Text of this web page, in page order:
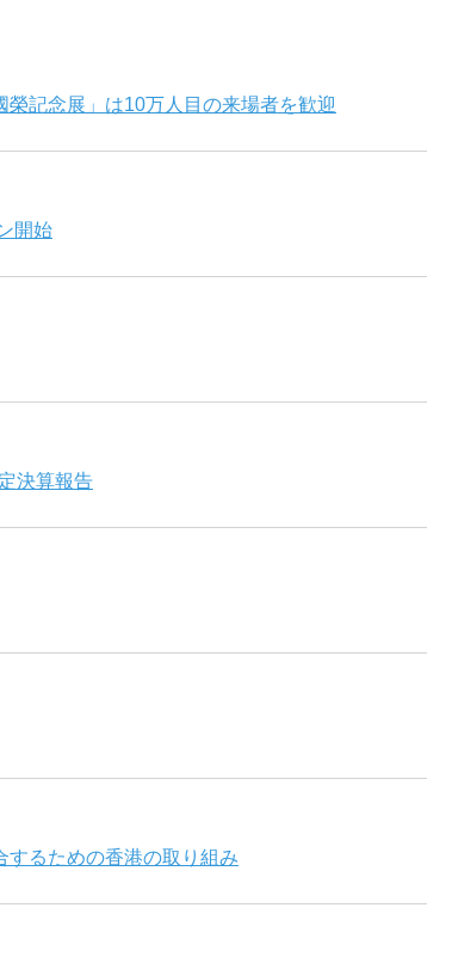
記念展」は10万人目の来場者を歓迎
開始
決算報告
するための香港の取り組み